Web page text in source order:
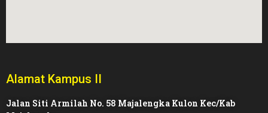
Alamat Kampus II
Jalan Siti Armilah No. 58 Majalengka Kulon Kec/Kab